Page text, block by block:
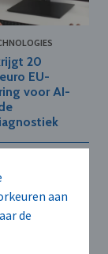
aan
de
20
EU-
voor AI-